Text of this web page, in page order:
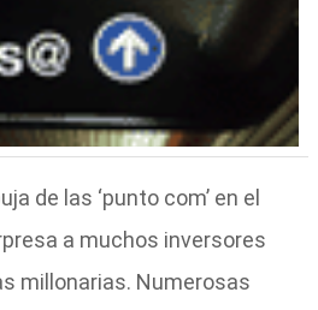
de las ‘punto com’ en el
a muchos inversores
millonarias. Numerosas